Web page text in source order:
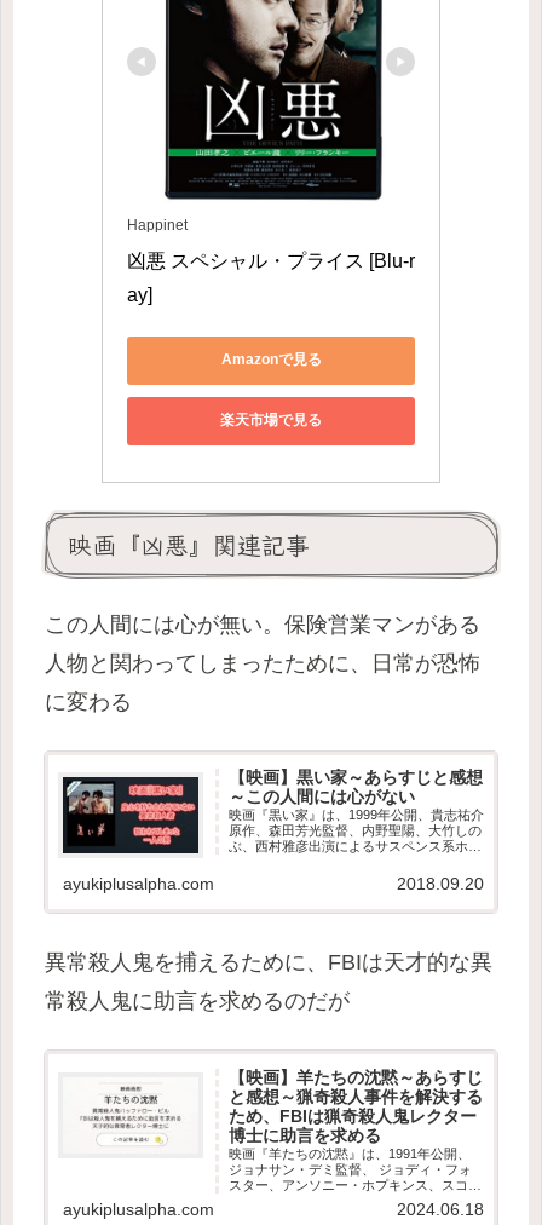
Happinet
凶悪 スペシャル・プライス [Blu-r
ay]
Amazonで見る
楽天市場で見る
映画『凶悪』関連記事
この人間には心が無い。保険営業マンがある
人物と関わってしまったために、日常が恐怖
に変わる
【映画】黒い家～あらすじと感想
～この人間には心がない
映画『黒い家』は、1999年公開、貴志祐介
原作、森田芳光監督、内野聖陽、大竹しの
ぶ、西村雅彦出演によるサスペンス系ホラ
業マンの若槻のもとに一本の電話がかかっ
てくる。 「自殺でも保険金はおりるので
ayukiplusalpha.com 2018.09.20
異常殺人鬼を捕えるために、FBIは天才的な異
常殺人鬼に助言を求めるのだが
【映画】羊たちの沈黙～あらすじ
と感想～猟奇殺人事件を解決する
ため、FBIは猟奇殺人鬼レクター
博士に助言を求める
映画『羊たちの沈黙』は、1991年公開、
ジョナサン・デミ監督、 ジョディ・フォ
スター、アンソニー・ホプキンス、スコッ
ト・グレン、テッド・レヴィン、アンソニ
ー・ヒールド出演によるサイコ・サスペン
ayukiplusalpha.com 2024.06.18